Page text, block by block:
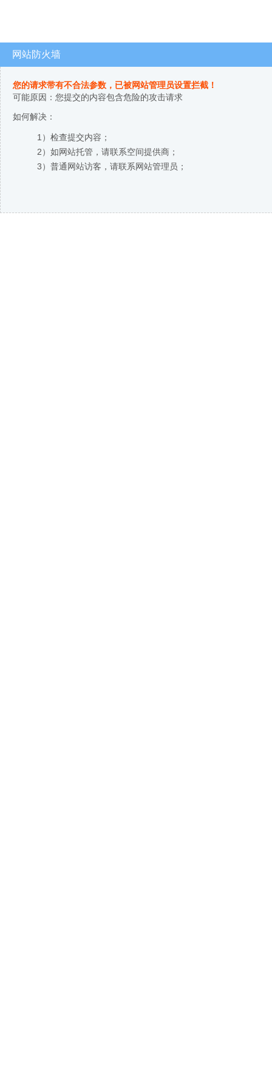
网站防火墙
您的请求带有不合法参数，已被网站管理员设置拦截！
可能原因：您提交的内容包含危险的攻击请求
如何解决：
1）检查提交内容；
2）如网站托管，请联系空间提供商；
3）普通网站访客，请联系网站管理员；